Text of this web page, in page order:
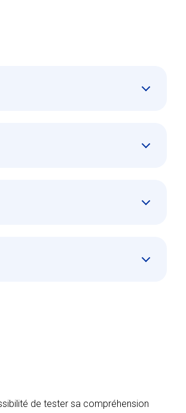
de tester sa compréhension